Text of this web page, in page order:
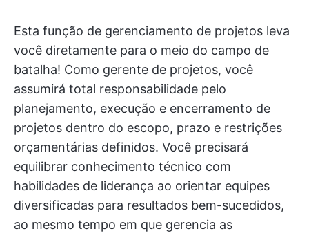
Esta função de gerenciamento de projetos leva
você diretamente para o meio do campo de
batalha! Como gerente de projetos, você
assumirá total responsabilidade pelo
planejamento, execução e encerramento de
projetos dentro do escopo, prazo e restrições
orçamentárias definidos. Você precisará
equilibrar conhecimento técnico com
habilidades de liderança ao orientar equipes
diversificadas para resultados bem-sucedidos,
ao mesmo tempo em que gerencia as